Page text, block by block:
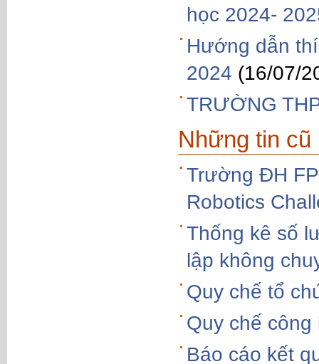
học 2024-
Hướng dẫn
2024 (16/07/
TRƯỜNG
Những tin cũ
Trường ĐH
Robotics
Thống kê số
lập không
Quy chế tổ
Quy chế
Báo cáo kết